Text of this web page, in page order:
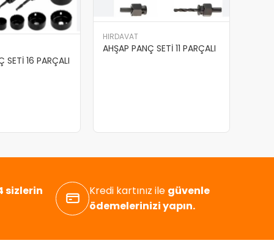
SETİ 16 PARÇALI
HIRDAVAT
AHŞAP PANÇ SETİ 11 PARÇALI
sizlerin
Kredi kartınız ile güvenle
ödemelerinizi yapın.